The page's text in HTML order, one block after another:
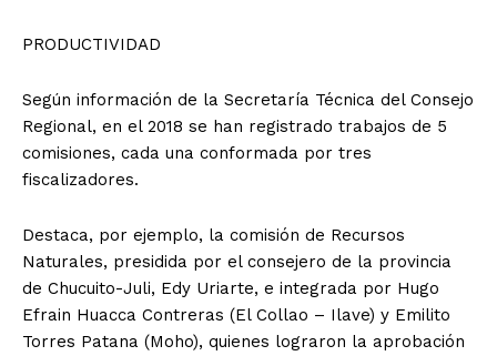
PRODUCTIVIDAD
Según información de la Secretaría Técnica del Consejo
Regional, en el 2018 se han registrado trabajos de 5
comisiones, cada una conformada por tres
fiscalizadores.
Destaca, por ejemplo, la comisión de Recursos
Naturales, presidida por el consejero de la provincia
de Chucuito-Juli, Edy Uriarte, e integrada por Hugo
Efrain Huacca Contreras (El Collao – Ilave) y Emilito
Torres Patana (Moho), quienes lograron la aprobación